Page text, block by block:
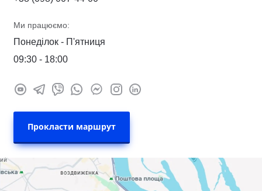
Ми працюємо:
Понеділок - П'ятниця
09:30 - 18:00
Прокласти маршрут